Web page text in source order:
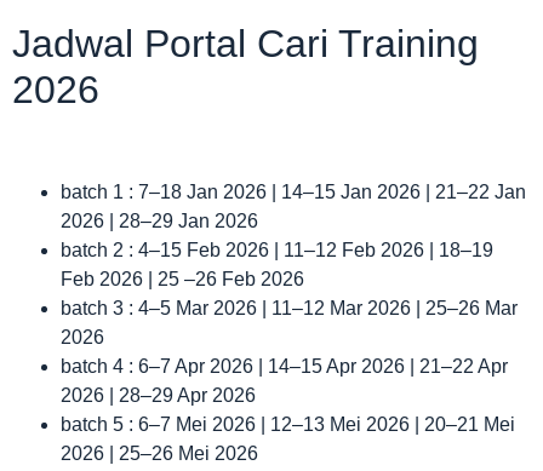
Jadwal Portal Cari Training
2026
batch 1 : 7–18 Jan 2026 | 14–15 Jan 2026 | 21–22 Jan
2026 | 28–29 Jan 2026
batch 2 : 4–15 Feb 2026 | 11–12 Feb 2026 | 18–19
Feb 2026 | 25 –26 Feb 2026
batch 3 : 4–5 Mar 2026 | 11–12 Mar 2026 | 25–26 Mar
2026
batch 4 : 6–7 Apr 2026 | 14–15 Apr 2026 | 21–22 Apr
2026 | 28–29 Apr 2026
batch 5 : 6–7 Mei 2026 | 12–13 Mei 2026 | 20–21 Mei
2026 | 25–26 Mei 2026